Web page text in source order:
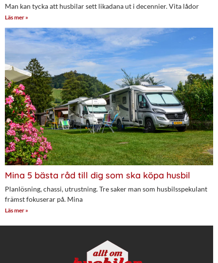
Man kan tycka att husbilar sett likadana ut i decennier. Vita lådor
Läs mer »
Mina 5 bästa råd till dig som ska köpa husbil
Planlösning, chassi, utrustning. Tre saker man som husbilsspekulant
främst fokuserar på. Mina
Läs mer »